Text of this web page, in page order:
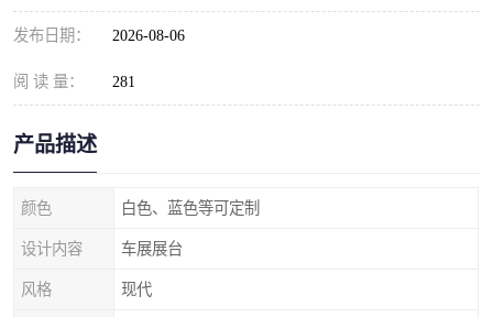
发布日期： 2026-08-06
阅 读 量： 281
产品描述
颜色 白色、蓝色等可定制
设计内容 车展展台
风格 现代